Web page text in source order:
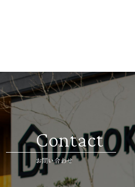
Contact
お問い合わせ